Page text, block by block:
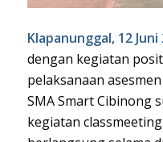
Klapanunggal, 12 Juni
dengan kegiatan
pelaksanaan
SMA Smart Cibinong
kegiatan classmeeting